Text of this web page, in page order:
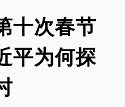
十次春节
平为何探